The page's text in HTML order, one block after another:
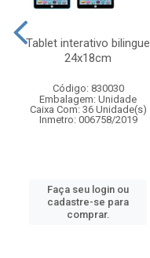
Tablet interativo bilingue
24x18cm
Código: 830030
Embalagem: Unidade
Caixa Com: 36 Unidade(s)
Inmetro: 006758/2019
Faça seu login ou
cadastre-se para
comprar.